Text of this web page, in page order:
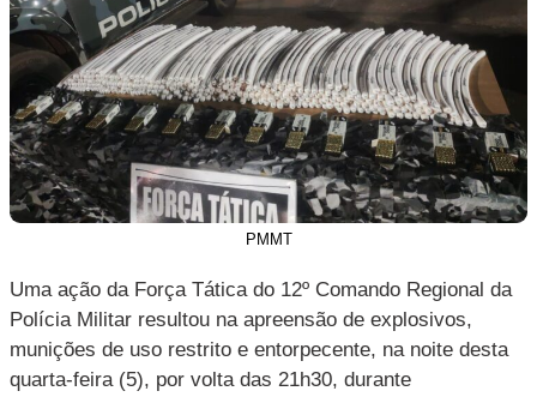
PMMT
Uma ação da Força Tática do 12º Comando Regional da
Polícia Militar resultou na apreensão de explosivos,
munições de uso restrito e entorpecente, na noite desta
quarta-feira (5), por volta das 21h30, durante